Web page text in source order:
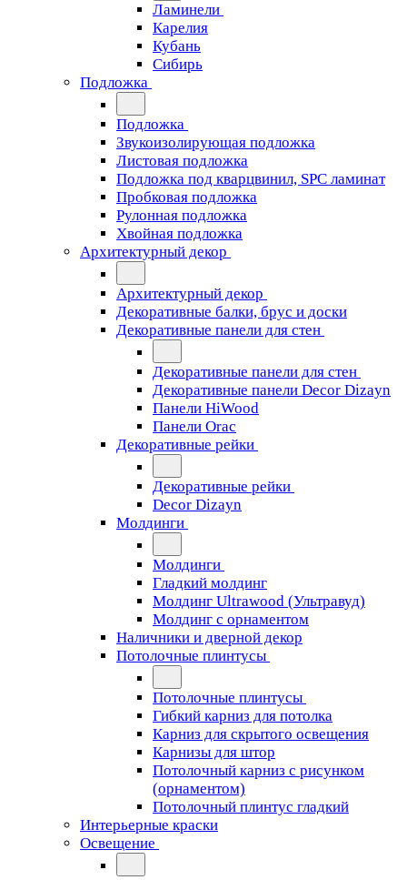
Ламинели
Карелия
Кубань
Сибирь
Подложка
Подложка
Звукоизолирующая подложка
Листовая подложка
Подложка под кварцвинил, SPC ламинат
Пробковая подложка
Рулонная подложка
Хвойная подложка
Архитектурный декор
Архитектурный декор
Декоративные балки, брус и доски
Декоративные панели для стен
Декоративные панели для стен
Декоративные панели Decor Dizayn
Панели HiWood
Панели Orac
Декоративные рейки
Декоративные рейки
Decor Dizayn
Молдинги
Молдинги
Гладкий молдинг
Молдинг Ultrawood (Ультравуд)
Молдинг с орнаментом
Наличники и дверной декор
Потолочные плинтусы
Потолочные плинтусы
Гибкий карниз для потолка
Карниз для скрытого освещения
Карнизы для штор
Потолочный карниз с рисунком
(орнаментом)
Потолочный плинтус гладкий
Интерьерные краски
Освещение